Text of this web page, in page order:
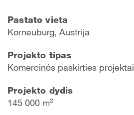
Pastato vieta
Korneuburg, Austrija
Projekto tipas
Komercinės paskirties projektai
Projekto dydis
145 000 m²